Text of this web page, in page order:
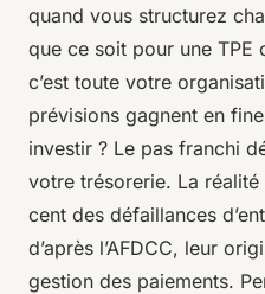
quand vous structurez
que ce soit pour une TPE
c’est toute votre
prévisions gagnent en
investir ? Le pas franchi
votre trésorerie. La
cent des défaillances
d’après l’AFDCC, leur
gestion des paiements.